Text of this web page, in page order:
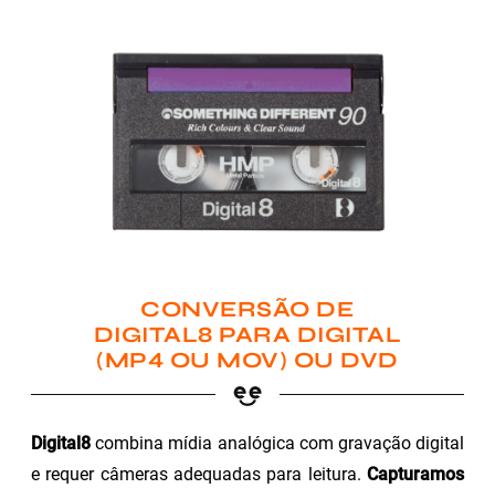
CONVERSÃO DE
DIGITAL8 PARA DIGITAL
(MP4 OU MOV) OU DVD
Digital8 combina mídia analógica com gravação digital
e requer câmeras adequadas para leitura. Capturamos